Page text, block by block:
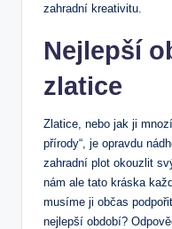
zahradní kreativitu.
Nejlepší
zlatice
Zlatice, nebo jak ji
přírody“, je opravdu
zahradní plot okouzlit
nám ale tato kráska
musíme ji občas
nejlepší období?